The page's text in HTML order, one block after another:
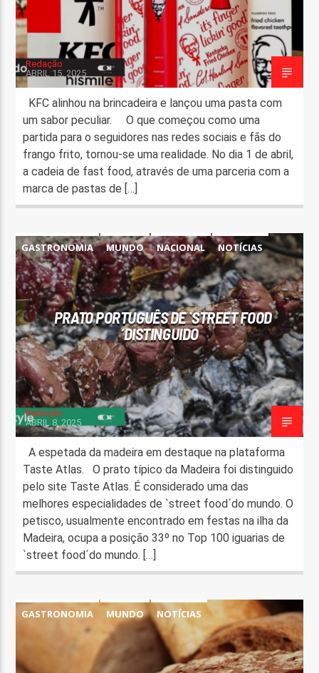
Redação
ABRIL 15, 2025
KFC alinhou na brincadeira e lançou uma pasta com
um sabor peculiar. O que começou como uma
partida para o seguidores nas redes sociais e fãs do
frango frito, tornou-se uma realidade. No dia 1 de abril,
a cadeia de fast food, através de uma parceria com a
marca de pastas de […]
GASTRONOMIA MUNDO NACIONAL NOTÍCIAS
PRATO PORTUGUÊS DE `STREET FOOD
´DISTINGUIDO
Redação
ABRIL 8, 2025
A espetada da madeira em destaque na plataforma
Taste Atlas. O prato típico da Madeira foi distinguido
pelo site Taste Atlas. É considerado uma das
melhores especialidades de `street food´do mundo. O
petisco, usualmente encontrado em festas na ilha da
Madeira, ocupa a posição 33º no Top 100 iguarias de
`street food´do mundo. […]
GASTRONOMIA MUNDO NOTÍCIAS